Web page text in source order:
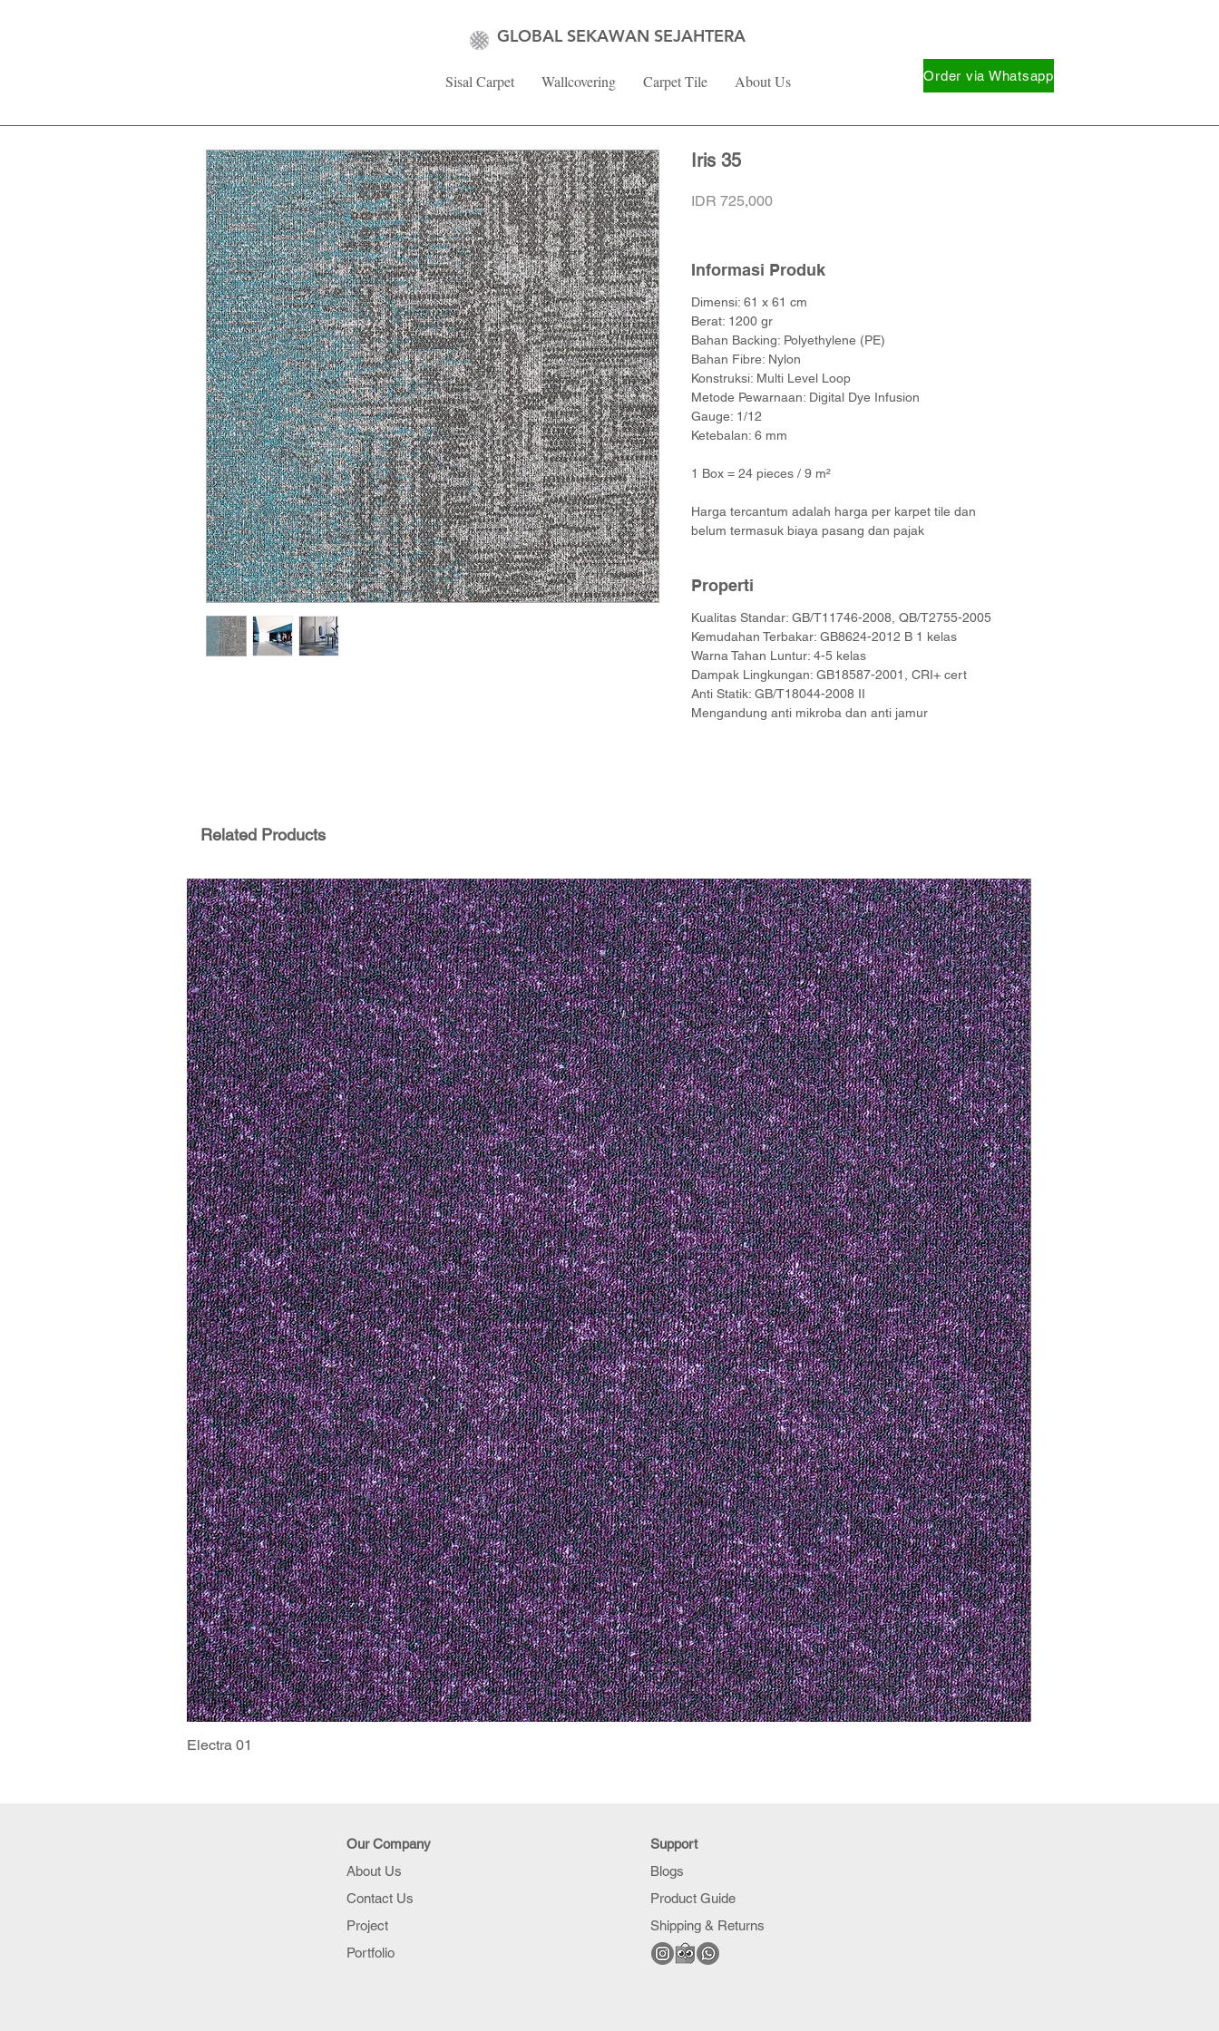
GLOBAL SEKAWAN SEJAHTERA
Sisal Carpet Wallcovering Carpet Tile About Us Order via Whatsapp
Iris 35
IDR 725,000Price
Informasi Produk
Dimensi: 61 x 61 cm
Berat: 1200 gr
Bahan Backing: Polyethylene (PE)
Bahan Fibre: Nylon
Konstruksi: Multi Level Loop
Metode Pewarnaan: Digital Dye Infusion
Gauge: 1/12
Ketebalan: 6 mm
1 Box = 24 pieces / 9 m²
Harga tercantum adalah harga per karpet tile dan
belum termasuk biaya pasang dan pajak
Properti
Kualitas Standar: GB/T11746-2008, QB/T2755-2005
Kemudahan Terbakar: GB8624-2012 B 1 kelas
Warna Tahan Luntur: 4-5 kelas
Dampak Lingkungan: GB18587-2001, CRI+ cert
Anti Statik: GB/T18044-2008 II
Mengandung anti mikroba dan anti jamur
Related Products
Electra 01
Our Company
About Us
Contact Us
Project
Portfolio
Support
Blogs
Product Guide
Shipping & Returns